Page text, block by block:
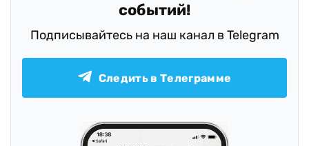
событий!
Подписывайтесь на наш канал в Telegram
Следить в Телеграмме